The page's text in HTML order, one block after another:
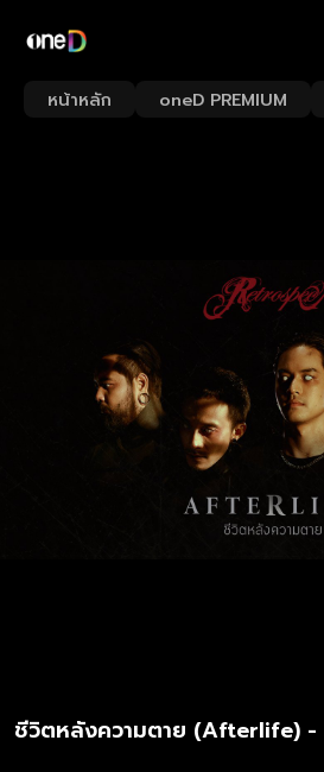
หน้าหลัก oneD PREMIUM